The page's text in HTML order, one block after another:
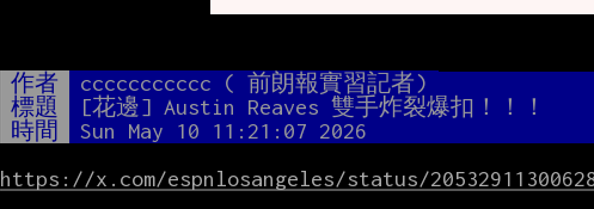
作者 ccccccccccc ( 前朗報實習記者)
標題
[花邊] Austin Reaves 雙手炸裂爆扣！！！
時間
Sun May 10 11:21:07 2026
https://x.com/espnlosangeles/status/